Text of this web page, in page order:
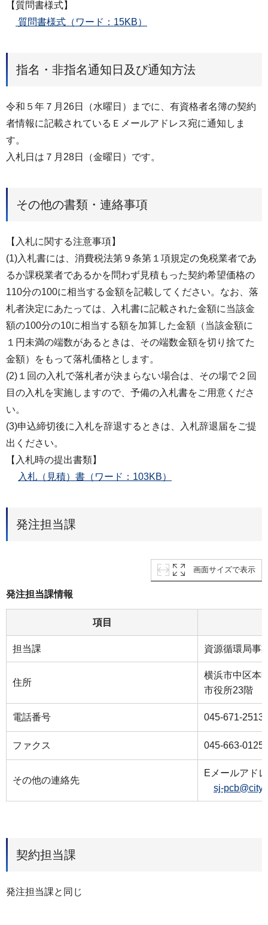
【質問書様式】
質問書様式（ワード：15KB）
指名・非指名通知日及び通知方法
令和５年７月26日（水曜日）までに、有資格者名簿の契約
者情報に記載されているＥメールアドレス宛に通知しま
す。
入札日は７月28日（金曜日）です。
その他の書類・連絡事項
【入札に関する注意事項】
(1)入札書には、消費税法第９条第１項規定の免税業者であ
るか課税業者であるかを問わず見積もった契約希望価格の
110分の100に相当する金額を記載してください。なお、落
札者決定にあたっては、入札書に記載された金額に当該金
額の100分の10に相当する額を加算した金額（当該金額に
１円未満の端数があるときは、その端数金額を切り捨てた
金額）をもって落札価格とします。
(2)１回の入札で落札者が決まらない場合は、その場で２回
目の入札を実施しますので、予備の入札書をご用意くださ
い。
(3)申込締切後に入札を辞退するときは、入札辞退届をご提
出ください。
【入札時の提出書類】
入札（見積）書（ワード：103KB）
発注担当課
画面サイズで表示
発注担当課情報
項目
担当課 資源循環局事
住所
横浜市中区本
市役所23階
電話番号 045-671-2513
ファクス 045-663-0125
その他の連絡先
Eメールアド
sj-
契約担当課
発注担当課と同じ